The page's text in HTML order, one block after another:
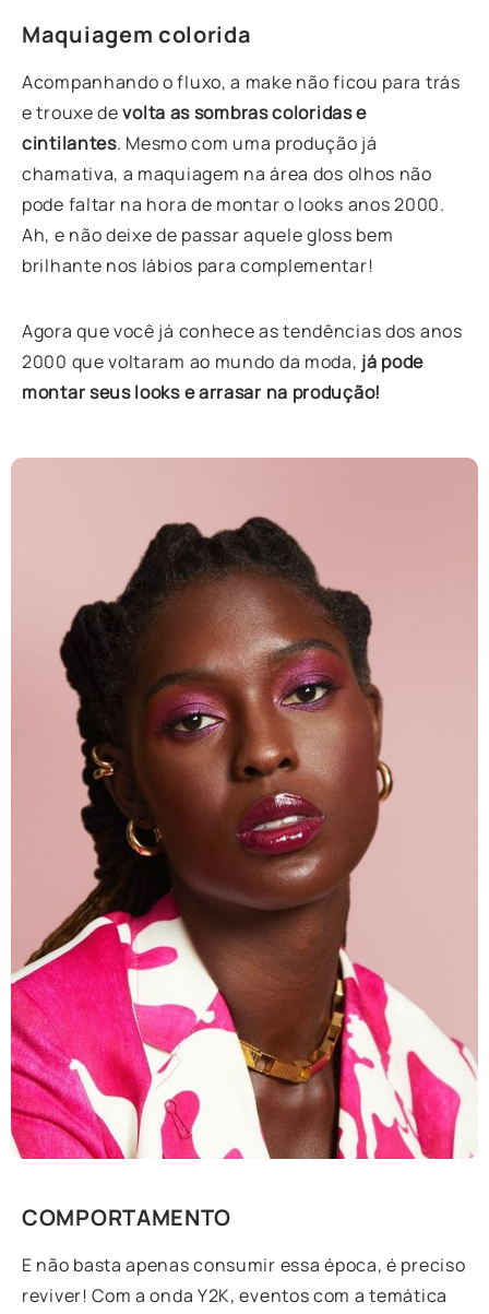
Maquiagem colorida
Acompanhando o fluxo, a make não ficou para trás
e trouxe devolta as sombras coloridas e
cintilantes. Mesmo com uma produção já
chamativa, a maquiagem na área dos olhos não
pode faltar na hora de montar o looks anos 2000.
Ah, e não deixe de passar aquele gloss bem
brilhante nos lábios para complementar!
Agora que você já conhece as tendências dos anos
2000 que voltaram ao mundo da moda, já pode
montar seus looks e arrasar na produção!
COMPORTAMENTO
E não basta apenas consumir essa época, é preciso
reviver! Com a onda Y2K, eventos com a temática